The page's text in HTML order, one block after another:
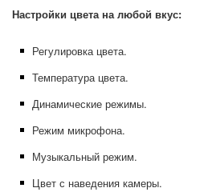
Настройки цвета на любой вкус:
Регулировка цвета.
Температура цвета.
Динамические режимы.
Режим микрофона.
Музыкальный режим.
Цвет с наведения камеры.